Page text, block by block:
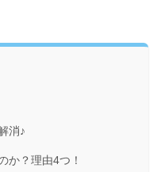
消♪
か？理由4つ！